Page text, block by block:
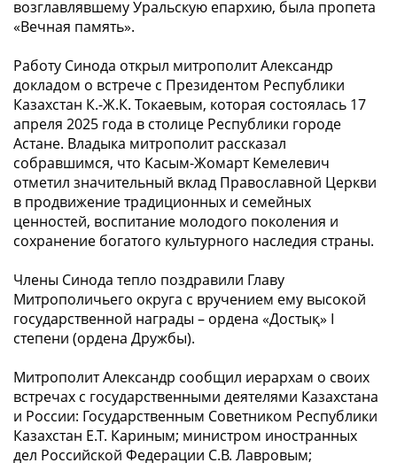
возглавлявшему Уральскую епархию, была пропета
«Вечная память».
Работу Синода открыл митрополит Александр
докладом о встрече с Президентом Республики
Казахстан К.-Ж.К. Токаевым, которая состоялась 17
апреля 2025 года в столице Республики городе
Астане. Владыка митрополит рассказал
собравшимся, что Касым-Жомарт Кемелевич
отметил значительный вклад Православной Церкви
в продвижение традиционных и семейных
ценностей, воспитание молодого поколения и
сохранение богатого культурного наследия страны.
Члены Синода тепло поздравили Главу
Митрополичьего округа с вручением ему высокой
государственной награды – ордена «Достық» I
степени (ордена Дружбы).
Митрополит Александр сообщил иерархам о своих
встречах с государственными деятелями Казахстана
и России: Государственным Советником Республики
Казахстан Е.Т. Кариным; министром иностранных
дел Российской Федерации С.В. Лавровым;